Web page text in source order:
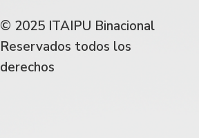
© 2025 ITAIPU Binacional
Reservados todos los
derechos